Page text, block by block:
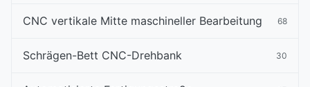
CNC vertikale Mitte maschineller Bearbeitung 68
Schrägen-Bett CNC-Drehbank 30